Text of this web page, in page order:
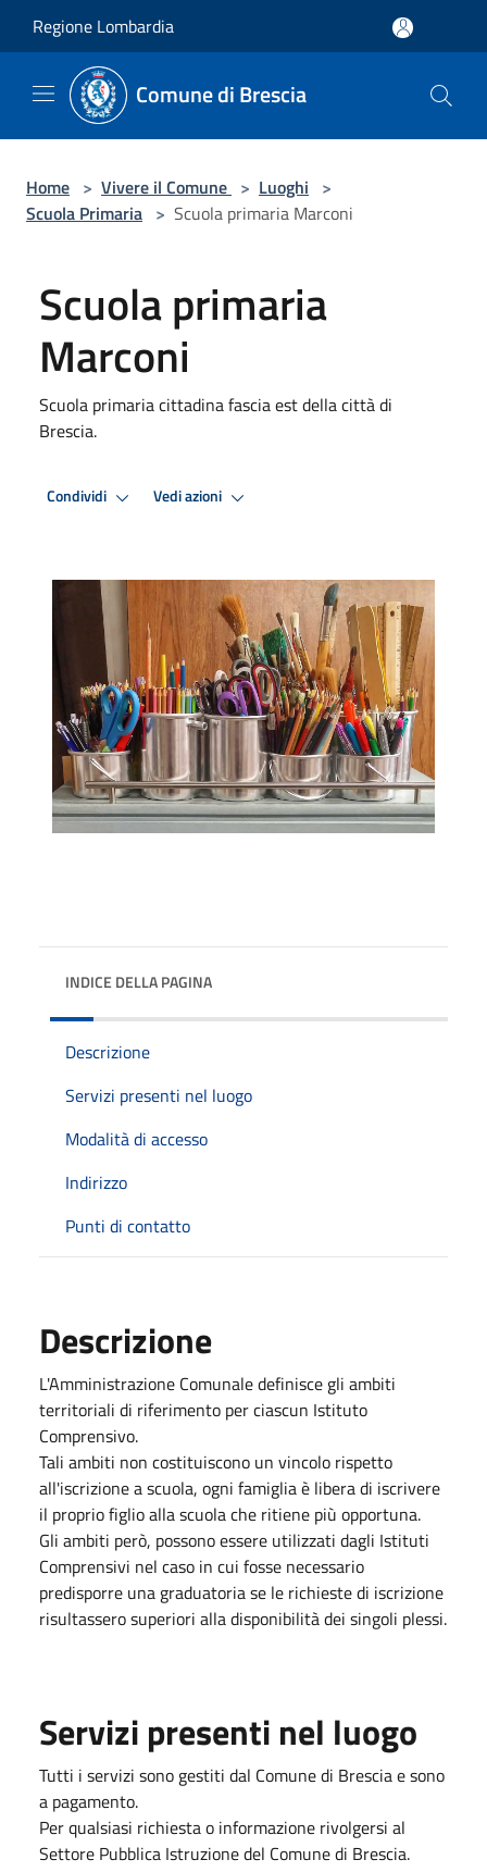
Regione Lombardia
Comune di Brescia
Home > Vivere il Comune > Luoghi >
Scuola Primaria > Scuola primaria Marconi
Scuola primaria
Marconi
Scuola primaria cittadina fascia est della città di
Brescia.
Condividi Vedi azioni
INDICE DELLA PAGINA
Descrizione
Servizi presenti nel luogo
Modalità di accesso
Indirizzo
Punti di contatto
Descrizione
L'Amministrazione Comunale definisce gli ambiti
territoriali di riferimento per ciascun Istituto
Comprensivo.
Tali ambiti non costituiscono un vincolo rispetto
all'iscrizione a scuola, ogni famiglia è libera di iscrivere
il proprio figlio alla scuola che ritiene più opportuna.
Gli ambiti però, possono essere utilizzati dagli Istituti
Comprensivi nel caso in cui fosse necessario
predisporre una graduatoria se le richieste di iscrizione
risultassero superiori alla disponibilità dei singoli plessi.
Servizi presenti nel luogo
Tutti i servizi sono gestiti dal Comune di Brescia e sono
a pagamento.
Per qualsiasi richiesta o informazione rivolgersi al
Settore Pubblica Istruzione del Comune di Brescia.